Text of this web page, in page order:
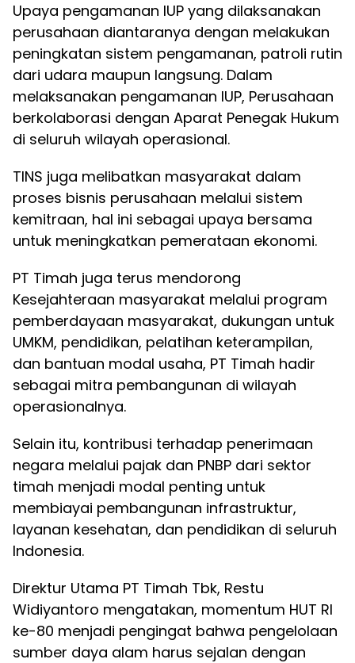
Upaya pengamanan IUP yang dilaksanakan
perusahaan diantaranya dengan melakukan
peningkatan sistem pengamanan, patroli rutin
dari udara maupun langsung. Dalam
melaksanakan pengamanan IUP, Perusahaan
berkolaborasi dengan Aparat Penegak Hukum
di seluruh wilayah operasional.
TINS juga melibatkan masyarakat dalam
proses bisnis perusahaan melalui sistem
kemitraan, hal ini sebagai upaya bersama
untuk meningkatkan pemerataan ekonomi.
PT Timah juga terus mendorong
Kesejahteraan masyarakat melalui program
pemberdayaan masyarakat, dukungan untuk
UMKM, pendidikan, pelatihan keterampilan,
dan bantuan modal usaha, PT Timah hadir
sebagai mitra pembangunan di wilayah
operasionalnya.
Selain itu, kontribusi terhadap penerimaan
negara melalui pajak dan PNBP dari sektor
timah menjadi modal penting untuk
membiayai pembangunan infrastruktur,
layanan kesehatan, dan pendidikan di seluruh
Indonesia.
Direktur Utama PT Timah Tbk, Restu
Widiyantoro mengatakan, momentum HUT RI
ke-80 menjadi pengingat bahwa pengelolaan
sumber daya alam harus sejalan dengan